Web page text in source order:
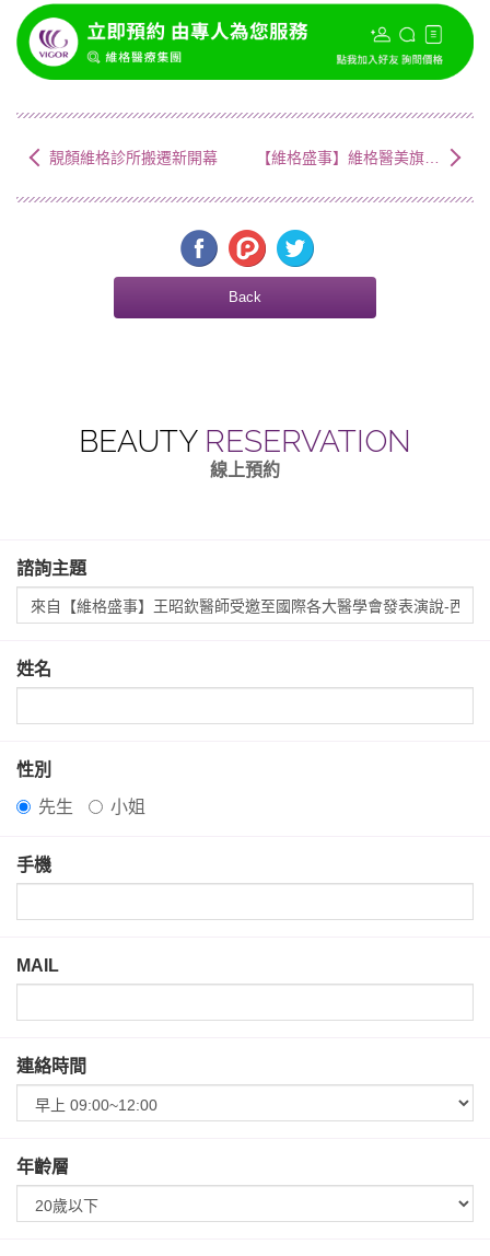
靚顏維格診所搬遷新開幕 【維格盛事】維格醫美旗艦館 隆重開幕 (西門)
Back
BEAUTY RESERVATION
線上預約
諮詢主題
姓名
性別
先生
小姐
手機
MAIL
連絡時間
年齡層